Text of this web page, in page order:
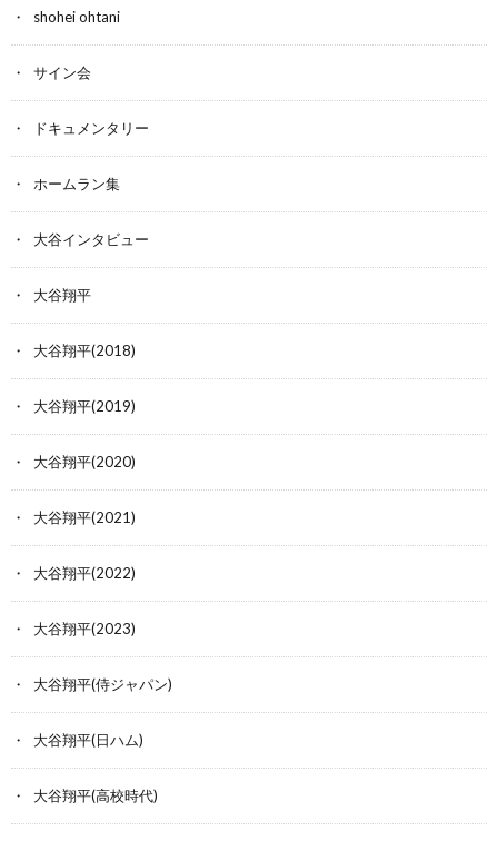
shohei ohtani
サイン会
ドキュメンタリー
ホームラン集
大谷インタビュー
大谷翔平
大谷翔平(2018)
大谷翔平(2019)
大谷翔平(2020)
大谷翔平(2021)
大谷翔平(2022)
大谷翔平(2023)
大谷翔平(侍ジャパン)
大谷翔平(日ハム)
大谷翔平(高校時代)